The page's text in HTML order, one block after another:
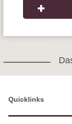
Quicklinks